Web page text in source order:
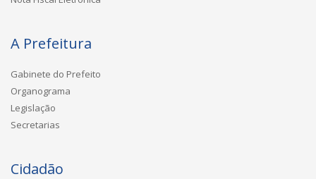
A Prefeitura
Gabinete do Prefeito
Organograma
Legislação
Secretarias
Cidadão